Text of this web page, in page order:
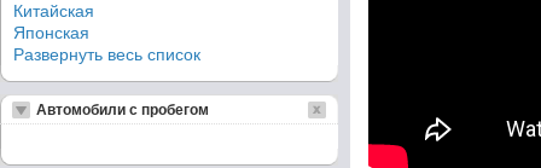
Китайская
Японская
Развернуть весь список
Автомобили с пробегом